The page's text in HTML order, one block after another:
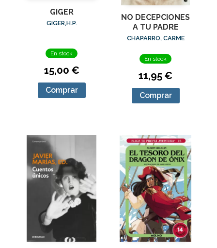
GIGER
GIGER,H.P.
En stock
15,00 €
Comprar
NO DECEPCIONES
A TU PADRE
CHAPARRO, CARME
En stock
11,95 €
Comprar